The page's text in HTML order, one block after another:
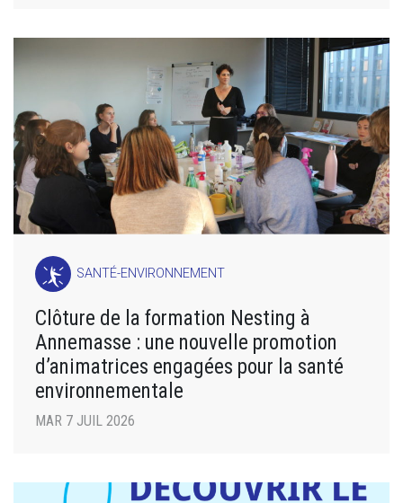
SANTÉ-ENVIRONNEMENT
Clôture de la formation Nesting à
Annemasse : une nouvelle promotion
d’animatrices engagées pour la santé
environnementale
MAR 7 JUIL 2026